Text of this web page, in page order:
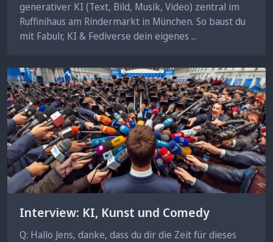
generativer KI (Text, Bild, Musik, Video) zentral im
Ruffinihaus am Rindermarkt in München. So baust du
mit Fabulr, KI & Fediverse dein eigenes ...
Interview: KI, Kunst und Comedy
Q: Hallo Jens, danke, dass du dir die Zeit für dieses